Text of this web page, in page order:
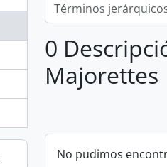
Términos
0
Majorettes
No pudimos